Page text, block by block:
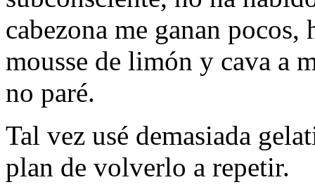
cabezona me ganan pocos,
mousse de limón y cava a
no paré.
Tal vez usé demasiada
plan de volverlo a repetir.